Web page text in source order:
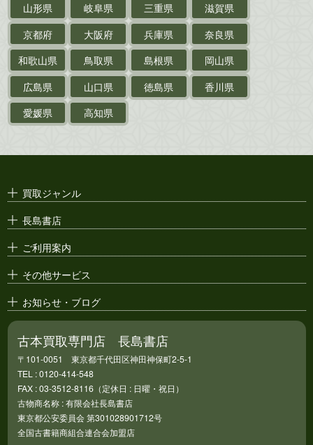
戦前・戦中の紙物・資料
絵葉書
支那・満洲・朝鮮・
台湾関係古資料
ポスター・チラシ・
山形県
岐阜県 三重県
滋賀県
京都府
大阪府 兵庫県
奈良県
和歌山県
鳥取県 島根県
岡山県
広島県
山口県 徳島県
香川県
愛媛県
高知県
買取ジャンル
長島書店
ご利用案内
その他サービス
お知らせ・ブログ
古本買取専門店 長島書店
〒101-0051 東京都千代田区神田神保町2-5-1
TEL : 0120-414-548
FAX : 03-3512-8116（定休日 : 日曜・祝日）
古物商名称 : 有限会社長島書店
東京都公安委員会 第301028901712号
全国古書籍商組合連合会加盟店